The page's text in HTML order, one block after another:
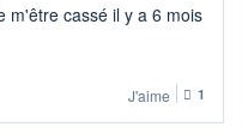
m'être cassé il y a 6 mois
J'aime 1